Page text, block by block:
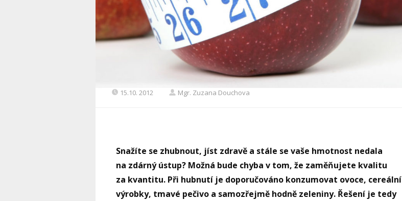
15.10. 2012 Mgr. Zuzana Douchova
Snažíte se zhubnout, jíst zdravě a stále se vaše hmotnost nedala
na zdárný ústup? Možná bude chyba v tom, že zaměňujete kvalitu
za kvantitu. Při hubnutí je doporučováno konzumovat ovoce, cereální
výrobky, tmavé pečivo a samozřejmě hodně zeleniny. Řešení je tedy